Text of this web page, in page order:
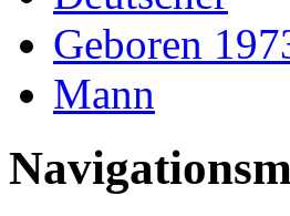
Geboren
Mann